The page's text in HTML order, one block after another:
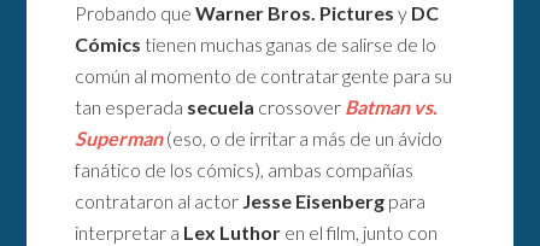
Probando queWarner Bros. Pictures y DC
Cómics tienen muchas ganas de salirse de lo
común al momento de contratar gente para su
tan esperada secuela crossover Batman vs.
Superman(eso, o de irritar a más de un ávido
fanático de los cómics), ambas compañías
contrataron al actor Jesse Eisenberg para
interpretar a Lex Luthor en el film, junto con